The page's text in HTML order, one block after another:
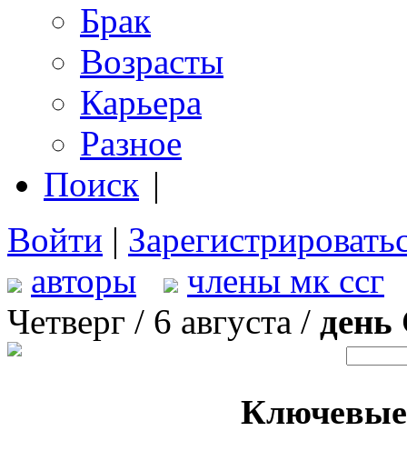
Брак
Возрасты
Карьера
Разное
Поиск |
Войти |
авторы
члены мк ссг
Четверг / 6 августа / день
Ключевые